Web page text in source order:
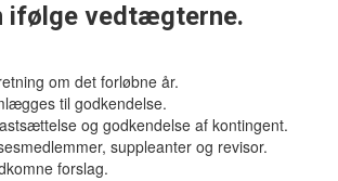
ifølge vedtægterne.
om det forløbne år.
til godkendelse.
og godkendelse af kontingent.
suppleanter og revisor.
forslag.